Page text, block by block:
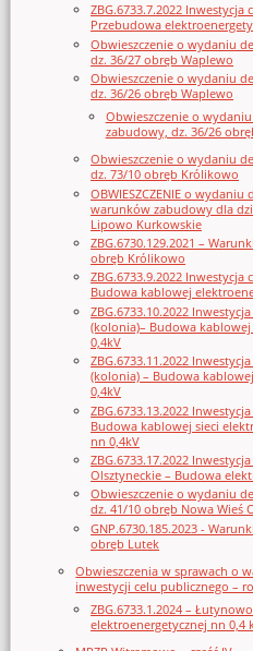
ZBG.6733.7.2022 Inwestycja
Przebudowa
Obwieszczenie o wydaniu
dz. 36/27 obręb Waplewo
Obwieszczenie o wydaniu
dz. 36/26 obręb Waplewo
Obwieszczenie o
zabudowy, dz. 36/26
Obwieszczenie o wydaniu
dz. 73/10 obręb Królikowo
OBWIESZCZENIE o
warunków zabudowy dla
Lipowo Kurkowskie
ZBG.6730.129.2021 –
obręb Królikowo
ZBG.6733.9.2022 Inwestycja
Budowa kablowej
ZBG.6733.10.2022
(kolonia)– Budowa
0,4kV
ZBG.6733.11.2022
(kolonia) – Budowa
0,4kV
ZBG.6733.13.2022
Budowa kablowej sieci
nn 0,4kV
ZBG.6733.17.2022
Olsztyneckie – Budowa
Obwieszczenie o wydaniu
dz. 41/10 obręb Nowa Wieś
GNP.6730.185.2023 -
obręb Lutek
Obwieszczenia w sprawach o
inwestycji celu publicznego –
ZBG.6733.1.2024 –
elektroenergetycznej nn 0,4